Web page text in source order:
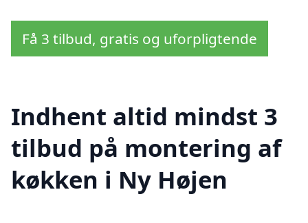
Få 3 tilbud, gratis og uforpligtende
Indhent altid mindst 3
tilbud på montering af
køkken i Ny Højen